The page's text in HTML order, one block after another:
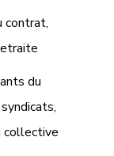
contrat,
du
collective